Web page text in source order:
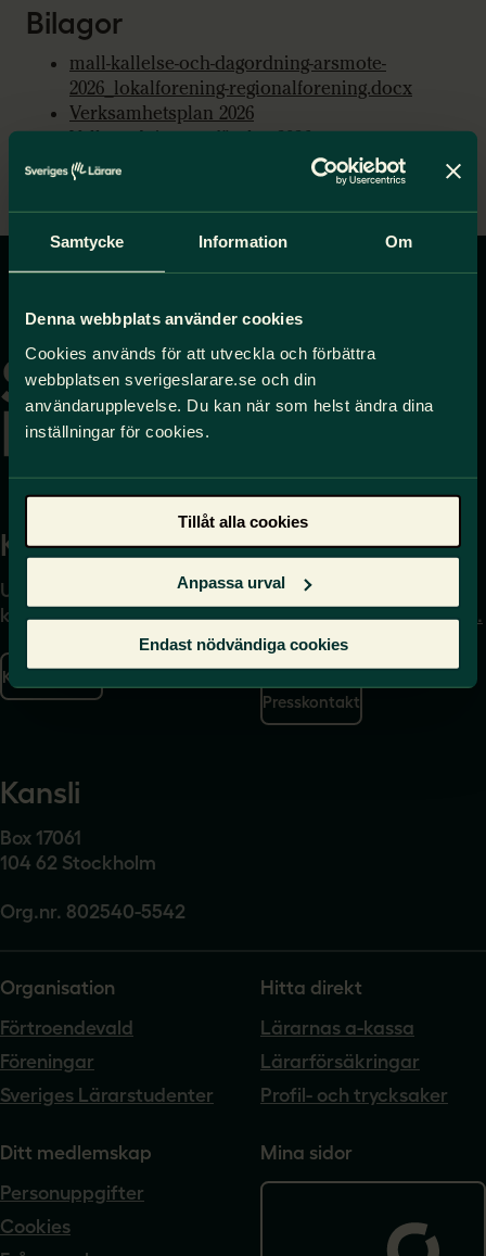
Samtycke Information Om
Denna webbplats använder cookies
Cookies används för att utveckla och förbättra
webbplatsen sverigeslarare.se och din
användarupplevelse. Du kan när som helst ändra dina
inställningar för cookies.
Tillåt alla cookies
Anpassa urval
Endast nödvändiga cookies
Bilagor
mall-kallelse-och-dagordning-arsmote-
2026_lokalforening-regionalforening.docx
Verksamhetsplan 2026
Valberedningens förslag 2026
Revisorernas berättelse
startsidan
Kontakta
Uppgifter om hur du
kontaktar oss finns här.
Kontakta oss
Press
Journalist – du når oss
på press@sverigeslarare.
se
Presskontakt
Kansli
Box 17061
104 62 Stockholm
Org.nr. 802540-5542
Organisation
Förtroendevald
Föreningar
Sveriges Lärarstudenter
Hitta direkt
Lärarnas a-kassa
Lärarförsäkringar
Profil- och trycksaker
Ditt medlemskap
Personuppgifter
Cookies
Mina sidor